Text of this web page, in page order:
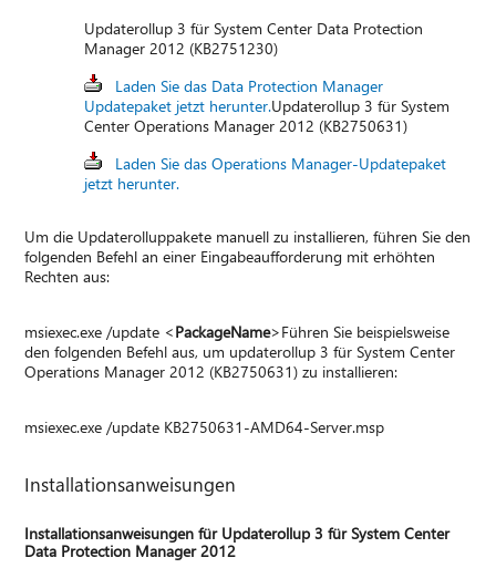
Updaterollup 3 für System Center Data Protection
Manager 2012 (KB2751230)
Laden Sie das Data Protection Manager
Updatepaket jetzt herunter.Updaterollup 3 für System
Center Operations Manager 2012 (KB2750631)
Laden Sie das Operations Manager-Updatepaket
jetzt herunter.
Um die Updaterolluppakete manuell zu installieren, führen Sie den
folgenden Befehl an einer Eingabeaufforderung mit erhöhten
Rechten aus:
msiexec.exe /update <PackageName>Führen Sie beispielsweise
den folgenden Befehl aus, um updaterollup 3 für System Center
Operations Manager 2012 (KB2750631) zu installieren:
msiexec.exe /update KB2750631-AMD64-Server.msp
Installationsanweisungen
Installationsanweisungen für Updaterollup 3 für System Center
Data Protection Manager 2012